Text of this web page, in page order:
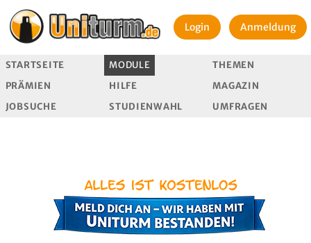
Login Anmeldung
STARTSEITE MODULE
THEMEN
PRÄMIEN
HILFE
MAGAZIN
JOBSUCHE
STUDIENWAHL UMFRAGEN